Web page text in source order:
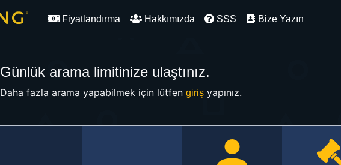
Fiyatlandırma Hakkımızda SSS Bize Yazın
Günlük arama limitinize ulaştınız.
Daha fazla arama yapabilmek için lütfen girişyapınız.